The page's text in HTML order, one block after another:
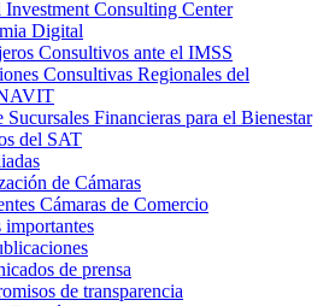
Investment Consulting Center
Digital
Consultivos ante el IMSS
Consultivas Regionales del
Sucursales Financieras para el Bienestar
del SAT
de Cámaras
Cámaras de Comercio
importantes
de prensa
de transparencia